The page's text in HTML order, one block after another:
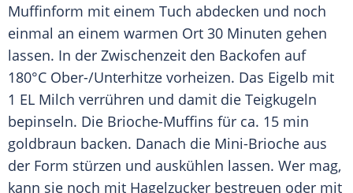
Muffinform mit einem Tuch abdecken und noch
einmal an einem warmen Ort 30 Minuten gehen
lassen. In der Zwischenzeit den Backofen auf
180°C Ober-/Unterhitze vorheizen. Das Eigelb mit
1 EL Milch verrühren und damit die Teigkugeln
bepinseln. Die Brioche-Muffins für ca. 15 min
goldbraun backen. Danach die Mini-Brioche aus
der Form stürzen und auskühlen lassen. Wer mag,
kann sie noch mit Hagelzucker bestreuen oder mit